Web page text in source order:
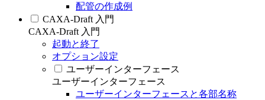
配管の作成例
CAXA-Draft 入門
CAXA-Draft 入門
起動と終了
オプション設定
ユーザーインターフェース
ユーザーインターフェース
ユーザーインターフェースと各部名称